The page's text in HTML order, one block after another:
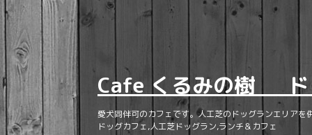
Cafe くるみの樹 ド
愛犬同伴可のカフェです。人工芝のドッグランエリア
ドッグカフェ,人工芝ドッグラン,ランチ＆カフェ